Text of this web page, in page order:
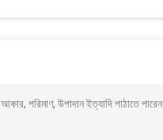
পরিমাণ, উপাদান ইত্যাদি পাঠাতে পারেন